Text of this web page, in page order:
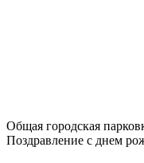
Общая городская
Поздравление с днем